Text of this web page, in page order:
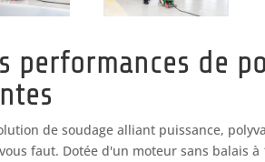
performances de
de soudage alliant puissance,
faut. Dotée d'un moteur sans balais